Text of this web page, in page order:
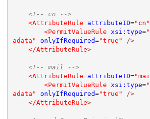
<!-- cn -->
<AttributeRule
attributeID="cn"
<PermitValueRule
xsi:type=
adata"
onlyIfRequired="true"
/>
</AttributeRule>
<!-- mail -->
<AttributeRule
attributeID=
<PermitValueRule
xsi:type=
adata"
onlyIfRequired="true"
/>
</AttributeRule>